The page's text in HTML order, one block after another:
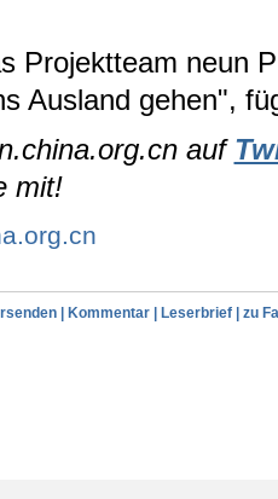
Projektteam neun
Ausland gehen",
auf
mit!
Kommentar Leserbrief zu